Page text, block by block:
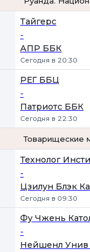
Тайгерс
-
АПР ББК
Сегодня в 20:30
РЕГ ББЦ
-
Патриотс ББК
Сегодня в 22:30
Товарищеские
Технолог
-
Цзилун Блэк
Сегодня в 09:30
Фу Чжень
-
Нейшенл Унив